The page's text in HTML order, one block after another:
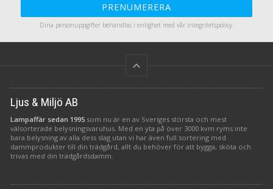
PRENUMERERA
Dina personuppgifter behandlas i enlighet med vår integritetspolicy.
keyboard_arrow_up
Ljus & Miljö AB
Lampaffär sedan 1995 som nu är en av Sveriges största och mest
välsorterade belysningsvaruhus. Med en yta på över 3000 kvm ryms inte
bara belysning av alla dess slag utan vi har även full sortering med
dammprodukter till din trädgård, allt du behöver för att bygga, sköta och
trivas med din trädgårdsdamm.